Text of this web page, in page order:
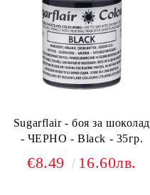
Sugarflair - боя за шоколад
- ЧЕРНО - Black - 35гр.
€8.49 16.60лв.